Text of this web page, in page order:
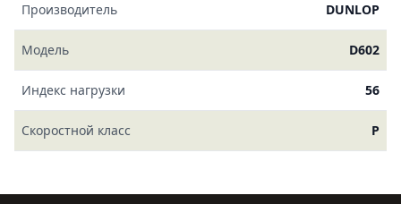
Производитель DUNLOP
Модель D602
Индекс нагрузки 56
Скоростной класс P